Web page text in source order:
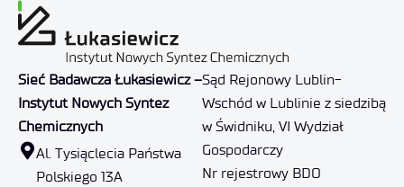
Sieć Badawcza Łukasiewicz –
Instytut Nowych Syntez
Chemicznych
Al. Tysiąclecia Państwa
Polskiego 13A
Sąd Rejonowy Lublin-
Wschód w Lublinie z siedzibą
w Świdniku, VI Wydział
Gospodarczy
Nr rejestrowy BDO